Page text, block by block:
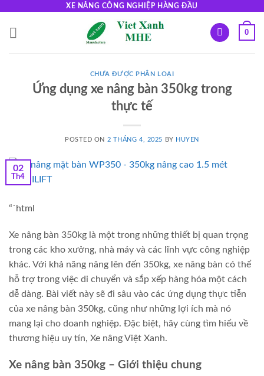
content
XE NÂNG CÔNG NGHIỆP HÀNG ĐẦU
0
CHƯA ĐƯỢC PHÂN LOẠI
Ứng dụng xe nâng bàn 350kg trong
thực tế
POSTED ON 2 THÁNG 4, 2025 BY HUYEN
02
Th4
“`html
Xe nâng bàn 350kg là một trong những thiết bị quan trọng
trong các kho xưởng, nhà máy và các lĩnh vực công nghiệp
khác. Với khả năng nâng lên đến 350kg, xe nâng bàn có thể
hỗ trợ trong việc di chuyển và sắp xếp hàng hóa một cách
dễ dàng. Bài viết này sẽ đi sâu vào các ứng dụng thực tiễn
của xe nâng bàn 350kg, cũng như những lợi ích mà nó
mang lại cho doanh nghiệp. Đặc biệt, hãy cùng tìm hiểu về
thương hiệu uy tín, Xe nâng Việt Xanh.
Xe nâng bàn 350kg – Giới thiệu chung